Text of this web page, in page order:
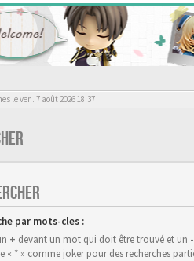
le ven. 7 août 2026 18:37
par mots-cles :
+ devant un mot qui doit être trouvé et un -
« * » comme joker pour des recherches